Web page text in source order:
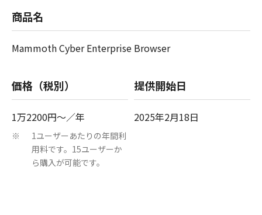
商品名
Mammoth Cyber Enterprise Browser
価格（税別）
1万2200円～／年
※
1ユーザーあたりの年間利
用料です。15ユーザーか
ら購入が可能です。
提供開始日
2025年2月18日